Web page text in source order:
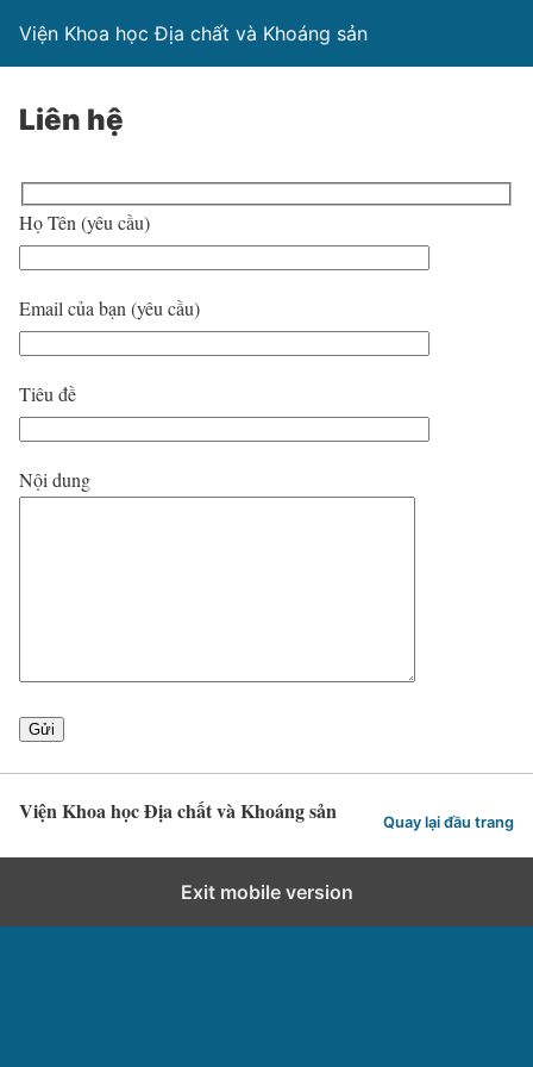
Viện Khoa học Địa chất và Khoáng sản
Liên hệ
Họ Tên (yêu cầu)
Email của bạn (yêu cầu)
Tiêu đề
Nội dung
Viện Khoa học Địa chất và Khoáng sản Quay lại đầu trang
Exit mobile version